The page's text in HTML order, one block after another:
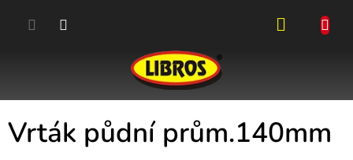
Vrták půdní prům.140mm